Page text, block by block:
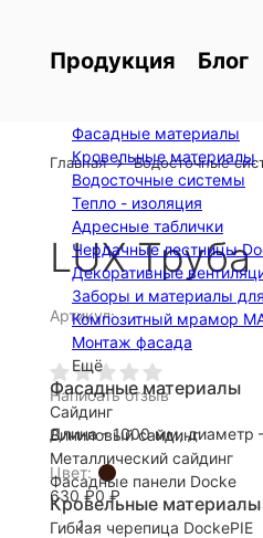
Продукция Блог
Фасадные материалы
Кровельные материалы
Водосточные системы
Тепло - изоляция
Адресные таблички
Чердачные лестницы
Декоративные
Заборы и материалы
Композитный мрамор
Монтаж фасада
Ещё
Фасадные материалы
Сайдинг
Виниловый сайдинг
Металлический сайдинг
Фасадные панели Docke
Кровельные материалы
Гибкая черепица DockePIE
Главная Водосточные
LUX
Артикул:
Написать отзыв
Длина - 1000 мм, диаметр
Цвет:
630 ₽0 ₽